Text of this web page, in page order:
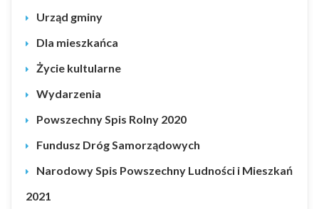
Urząd gminy
Dla mieszkańca
Życie kultularne
Wydarzenia
Powszechny Spis Rolny 2020
Fundusz Dróg Samorządowych
Narodowy Spis Powszechny Ludności i Mieszkań
2021